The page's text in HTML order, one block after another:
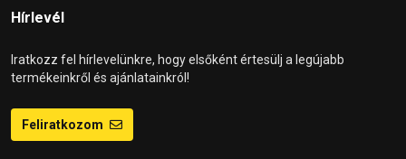
Hírlevél
Iratkozz fel hírlevelünkre, hogy elsőként értesülj a legújabb
termékeinkről és ajánlatainkról!
Feliratkozom